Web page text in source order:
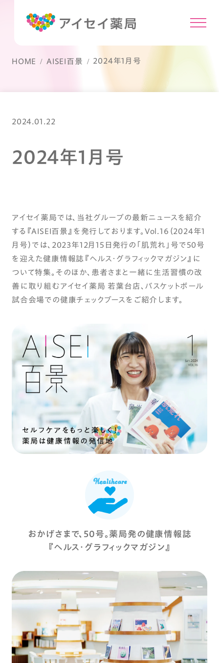
HOME AISEI百景 2024年1月号
2024.01.22
2024年1月号
アイセイ薬局では、当社グループの最新ニュースを紹介
する『AISEI百景』を発行しております。Vol.16（2024年1
月号）では、2023年12月15日発行の「肌荒れ」号で50号
を迎えた健康情報誌『ヘルス・グラフィックマガジン』に
ついて特集。そのほか、患者さまと一緒に生活習慣の改
善に取り組むアイセイ薬局 若葉台店、バスケットボール
試合会場での健康チェックブースをご紹介します。
おかげさまで、50号。薬局発の健康情報誌
『ヘルス・グラフィックマガジン』